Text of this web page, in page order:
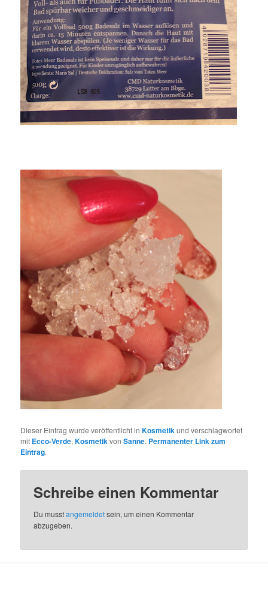
Dieser Eintrag wurde veröffentlicht inKosmetikund verschlagwortet
mit Ecco-Verde,KosmetikvonSanne. Permanenter Link zum
Eintrag.
Schreibe einen Kommentar
Du musstangemeldetsein, um einen Kommentar
abzugeben.